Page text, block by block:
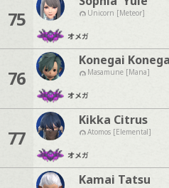
75 Unicorn [Meteor]
オメガ
76
Konegai
Masamune [Mana]
オメガ
77
Kikka Citrus
Atomos [Elemental]
オメガ
Kamai Tatsu